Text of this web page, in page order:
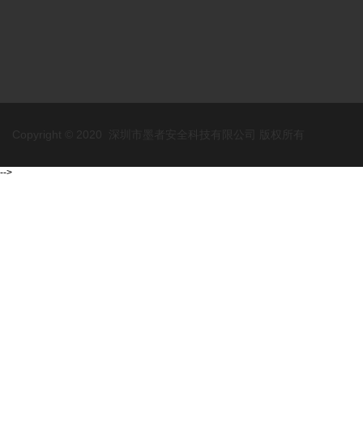
-->